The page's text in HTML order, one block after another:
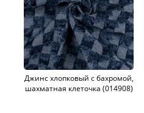
Джинс хлопковый с бахромой,
шахматная клеточка (014908)